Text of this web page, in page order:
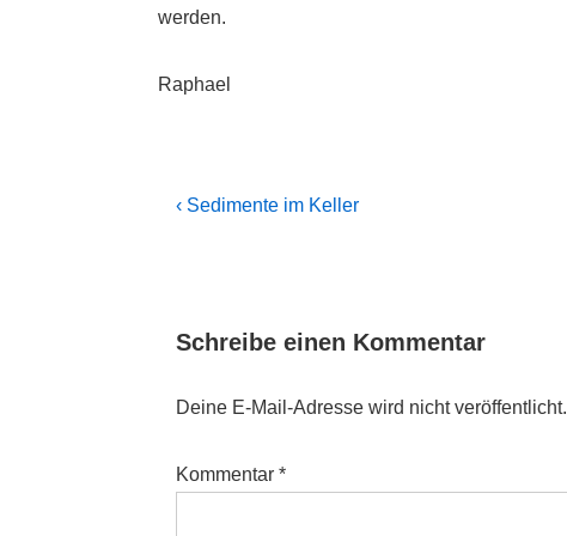
werden.
Raphael
Beitragsnavigation
Previous
‹ Sedimente im Keller
Schreibe einen Kommentar
Deine E-Mail-Adresse wird nicht veröffentlicht.
Kommentar *